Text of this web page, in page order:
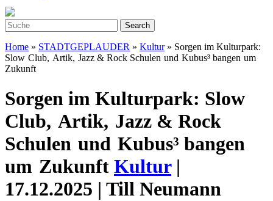
Home » STADTGEPLAUDER » Kultur» Sorgen im Kulturpark:
Slow Club, Artik, Jazz & Rock Schulen und Kubus³ bangen um
Zukunft
Sorgen im Kulturpark: Slow
Club, Artik, Jazz & Rock
Schulen und Kubus³ bangen
um Zukunft Kultur|
17.12.2025 | Till Neumann